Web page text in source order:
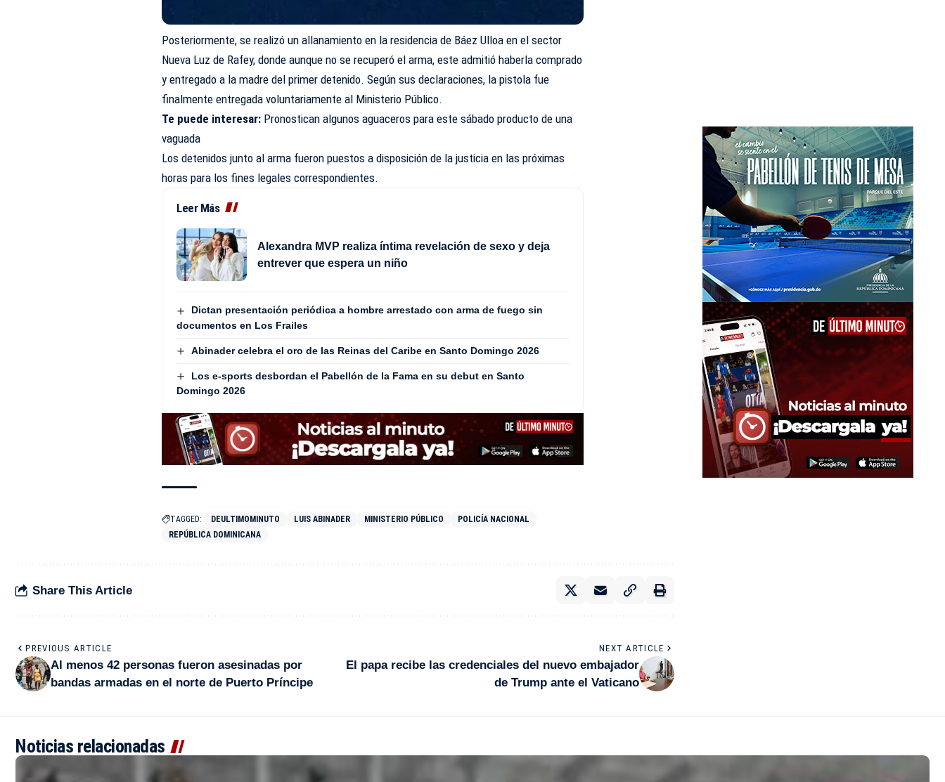
Posteriormente, se realizó un allanamiento en la residencia de Báez Ulloa en el sector
Nueva Luz de Rafey, donde aunque no se recuperó el arma, este admitió haberla comprado
y entregado a la madre del primer detenido. Según sus declaraciones, la pistola fue
finalmente entregada voluntariamente al Ministerio Público.
Te puede interesar: Pronostican algunos aguaceros para este sábado producto de una
vaguada
Los detenidos junto al arma fueron puestos a disposición de la justicia en las próximas
horas para los fines legales correspondientes.
Leer Más
Alexandra MVP realiza íntima revelación de sexo y deja
entrever que espera un niño
Dictan presentación periódica a hombre arrestado con arma de fuego sin
documentos en Los Frailes
Abinader celebra el oro de las Reinas del Caribe en Santo Domingo 2026
Los e-sports desbordan el Pabellón de la Fama en su debut en Santo
Domingo 2026
TAGGED: DEULTIMOMINUTO LUIS ABINADER MINISTERIO PÚBLICO
POLICÍA NACIONAL
REPÚBLICA DOMINICANA
Share This Article
PREVIOUS ARTICLE
Al menos 42 personas fueron asesinadas por
bandas armadas en el norte de Puerto Príncipe
NEXT ARTICLE
El papa recibe las credenciales del nuevo embajador
de Trump ante el Vaticano
Noticias relacionadas